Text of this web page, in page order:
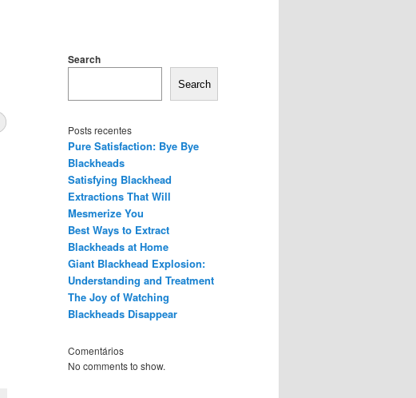
Search
Search
Posts recentes
Pure Satisfaction: Bye Bye
Blackheads
Satisfying Blackhead
Extractions That Will
Mesmerize You
Best Ways to Extract
Blackheads at Home
Giant Blackhead Explosion:
Understanding and Treatment
The Joy of Watching
Blackheads Disappear
Comentários
No comments to show.